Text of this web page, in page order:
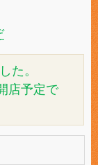
た。
店予定で